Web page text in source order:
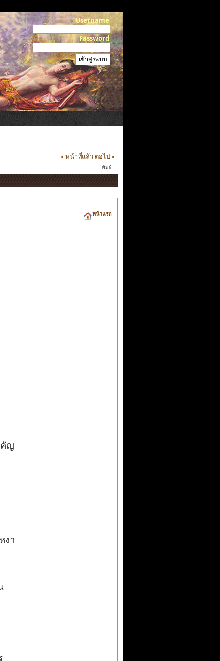
Username:
Password:
« หน้าที่แล้ว ต่อไป »
พิมพ์
หน้าแรก
คัญ
งา